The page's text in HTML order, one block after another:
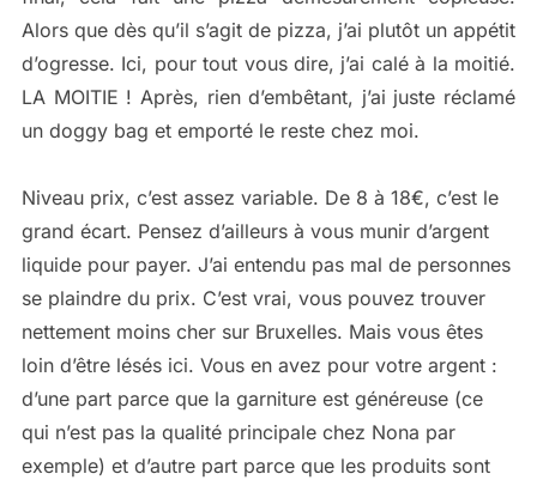
Alors que dès qu’il s’agit de pizza, j’ai plutôt un appétit
d’ogresse. Ici, pour tout vous dire, j’ai calé à la moitié.
LA MOITIE ! Après, rien d’embêtant, j’ai juste réclamé
un doggy bag et emporté le reste chez moi.
Niveau prix, c’est assez variable. De 8 à 18€, c’est le
grand écart. Pensez d’ailleurs à vous munir d’argent
liquide pour payer. J’ai entendu pas mal de personnes
se plaindre du prix. C’est vrai, vous pouvez trouver
nettement moins cher sur Bruxelles. Mais vous êtes
loin d’être lésés ici. Vous en avez pour votre argent :
d’une part parce que la garniture est généreuse (ce
qui n’est pas la qualité principale chez Nona par
exemple) et d’autre part parce que les produits sont